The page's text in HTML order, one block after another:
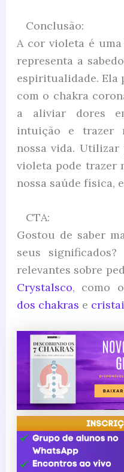
Conclusão:
A cor violeta é
representa a
espiritualidade. Ela
com o chakra
a aliviar dores
intuição e trazer
nossa vida.
violeta pode trazer
nossa saúde física,
CTA:
Gostou de saber
seus
relevantes sobre
Crystalsco, como
dos chakras e